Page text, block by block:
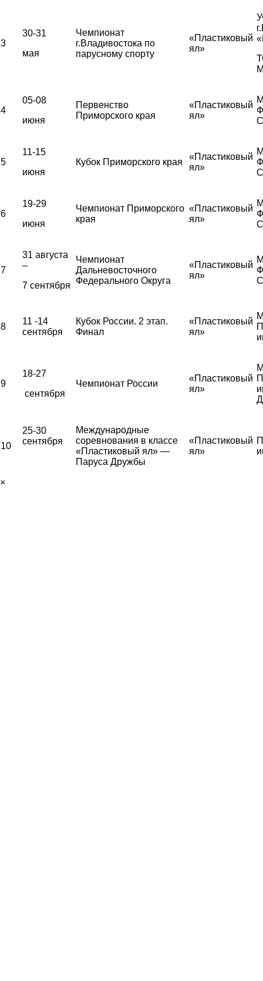
3
30-31
мая
Чемпионат
г.Владивостока по
парусному спорту
«Пластиковый
ял»
4
05-08
июня
Первенство
Приморского края
«Пластиковый
ял»
5
11-15
июня
Кубок Приморского края
«Пластиковый
ял»
6
19-29
июня
Чемпионат Приморского
края
«Пластиковый
ял»
7
31 августа
–
7 сентября
Чемпионат
Дальневосточного
Федерального Округа
«Пластиковый
ял»
8
11 -14
сентября
Кубок России. 2 этап.
Финал
«Пластиковый
ял»
9
18-27
сентября
Чемпионат России
«Пластиковый
ял»
10
25-30
сентября
Международные
соревнования в классе
«Пластиковый ял» —
Паруса Дружбы
«Пластиковый
ял»
×